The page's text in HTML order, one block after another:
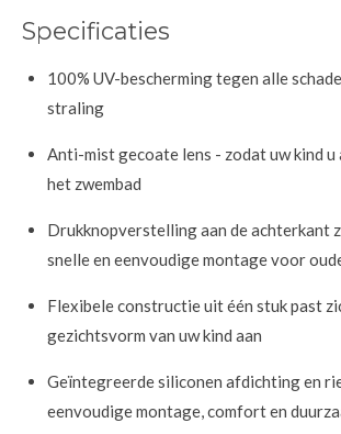
Specificaties
100% UV-bescherming tegen alle
straling
Anti-mist gecoate lens - zodat uw kind u
het zwembad
Drukknopverstelling aan de achterkant
snelle en eenvoudige montage voor
Flexibele constructie uit één stuk past
gezichtsvorm van uw kind aan
Geïntegreerde siliconen afdichting en
eenvoudige montage, comfort en